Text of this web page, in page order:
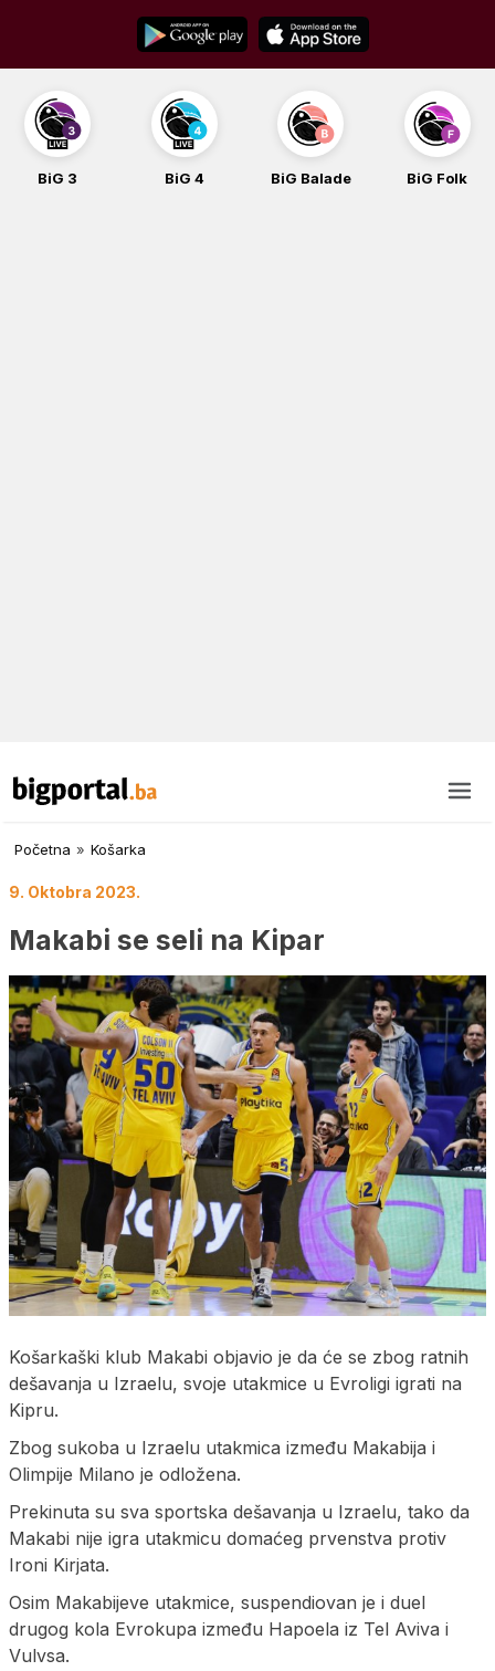
content
BiG 3 BiG 4 BiG Balade BiG Folk
Početna » Košarka
9. Oktobra 2023.
Makabi se seli na Kipar
Košarkaški klub Makabi objavio je da će se zbog ratnih
dešavanja u Izraelu, svoje utakmice u Evroligi igrati na
Kipru.
Zbog sukoba u Izraelu utakmica između Makabija i
Olimpije Milano je odložena.
Prekinuta su sva sportska dešavanja u Izraelu, tako da
Makabi nije igra utakmicu domaćeg prvenstva protiv
Ironi Kirjata.
Osim Makabijeve utakmice, suspendiovan je i duel
drugog kola Evrokupa između Hapoela iz Tel Aviva i
Vulvsa.